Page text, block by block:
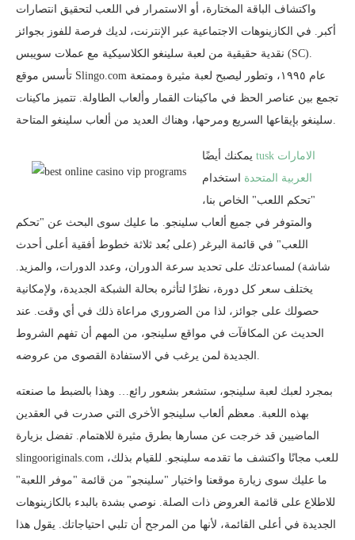
واكتشاف الباقة المختارة، أو الاستمرار في اللعب لتحقيق انتصارات
أكبر. في الكازينوهات الاجتماعية عبر الإنترنت، لديك فرصة للفوز بجوائز
نقدية حقيقية من لعبة سلينغو الكلاسيكية مع عملات سويبس (SC).
تأسس موقع Slingo.com عام ١٩٩٥، وتطور ليصبح لعبة مثيرة وممتعة
تجمع بين عناصر الحظ في ماكينات القمار وألعاب الطاولة. تتميز ماكينات
سلينغو بإيقاعها السريع ومرحها، وهناك العديد من ألعاب سلينغو المتاحة.
tusk الامارات
العربية المتحدة استخدام
"تحكم اللعب" الخاص بنا،
والمتوفر في جميع ألعاب سلينجو. ما عليك سوى البحث عن "تحكم
اللعب" في قائمة البرغر (على بُعد ثلاثة خطوط أفقية أعلى أحدث
شاشة) لمساعدتك على تحديد سرعة الدوران، وعدد الدورات، والمزيد.
يختلف سعر كل دورة، نظرًا لتأثره بحالة الشبكة الجديدة، ولإمكانية
حصولك على جوائز، لذا من الضروري مراعاة ذلك في أي وقت. عند
الحديث عن المكافآت في مواقع سلينجو، من المهم أن تفهم الشروط
الجديدة لمن يرغب في الاستفادة القصوى من عروضه.
بمجرد لعبك لعبة سلينجو، ستشعر بشعور رائع… وهذا بالضبط ما صنعته
بهذه اللعبة. معظم ألعاب سلينجو الأخرى التي صدرت في العقدين
الماضيين قد خرجت عن مسارها بطرق مثيرة للاهتمام. تفضل بزيارة
slingooriginals.com للعب مجانًا واكتشف ما تقدمه سلينجو. للقيام بذلك،
ما عليك سوى زيارة موقعنا واختيار "سلينجو" من قائمة "موفر اللعبة"
للاطلاع على قائمة العروض ذات الصلة. نوصي بشدة بالبدء بالكازينوهات
الجديدة في أعلى القائمة، لأنها من المرجح أن تلبي احتياجاتك. يقول هذا